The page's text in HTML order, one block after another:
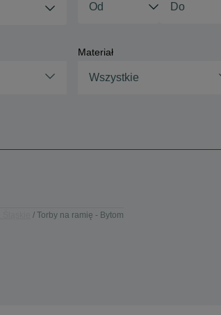
Materiał
Wszystkie
Torby na ramię - Bytom